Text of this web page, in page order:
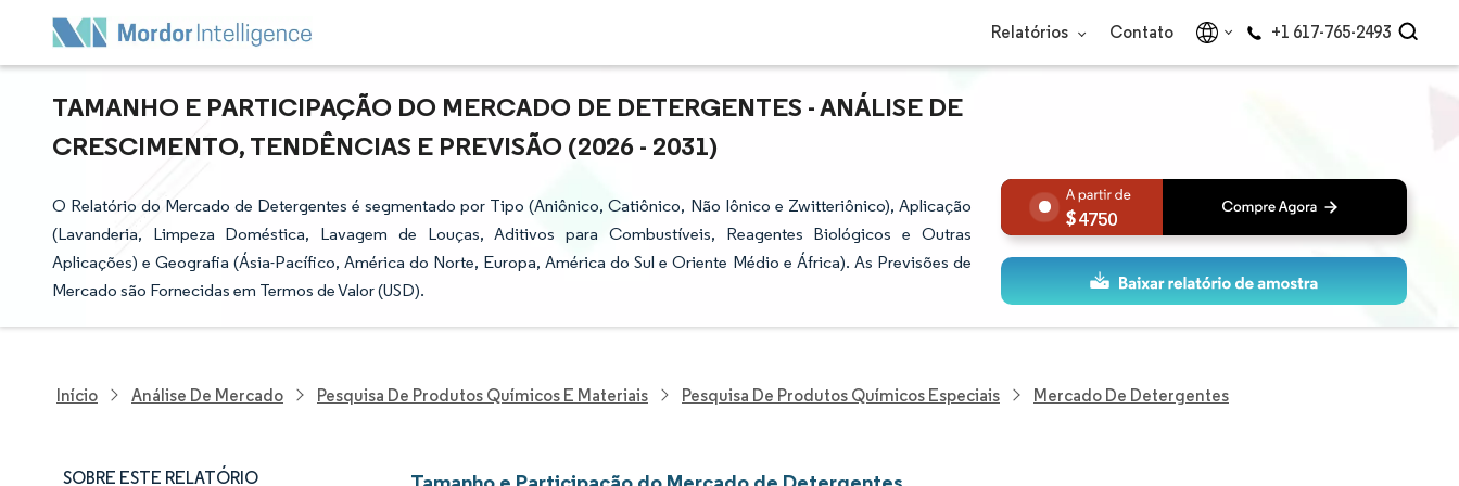
Relatórios Contato +1 617-765-2493
TAMANHO E PARTICIPAÇÃO DO MERCADO DE DETERGENTES - ANÁLISE DE
CRESCIMENTO, TENDÊNCIAS E PREVISÃO (2026 - 2031)
O Relatório do Mercado de Detergentes é segmentado por Tipo (Aniônico, Catiônico, Não Iônico e Zwitteriônico), Aplicação
(Lavanderia, Limpeza Doméstica, Lavagem de Louças, Aditivos para Combustíveis, Reagentes Biológicos e Outras
Aplicações) e Geografia (Ásia-Pacífico, América do Norte, Europa, América do Sul e Oriente Médio e África). As Previsões de
Mercado são Fornecidas em Termos de Valor (USD).
4750
Início Análise De Mercado Pesquisa De Produtos Químicos E Materiais Pesquisa De Produtos Químicos Especiais Mercado De Detergentes
SOBRE ESTE RELATÓRIO